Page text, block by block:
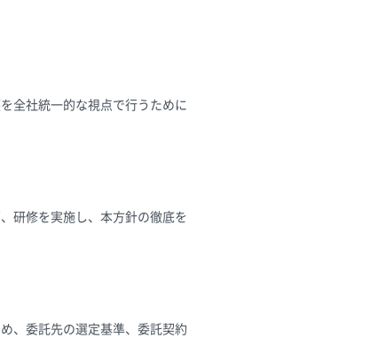
全社統一的な視点で行うために
研修を実施し、本方針の徹底を
、委託先の選定基準、委託契約